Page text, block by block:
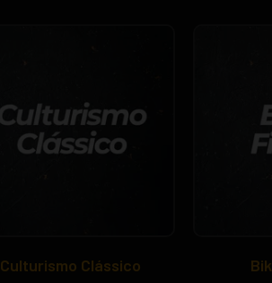
Culturismo Clássico